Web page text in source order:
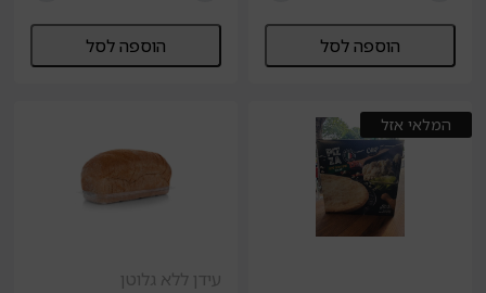
הוספה לסל הוספה לסל
המלאי אזל
עידן ללא גלוטן